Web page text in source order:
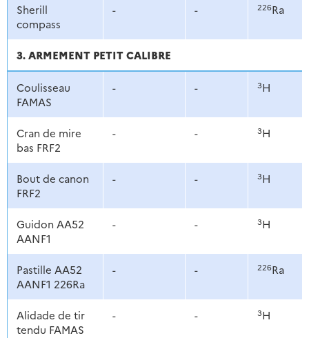
Sherill
compass
- - 226Ra
3. ARMEMENT PETIT CALIBRE
Coulisseau
FAMAS
- - 3H
Cran de mire
bas FRF2
- - 3H
Bout de canon
FRF2
- - 3H
Guidon AA52
AANF1
- - 3H
Pastille AA52
AANF1 226Ra
- - 226Ra
Alidade de tir
tendu FAMAS
- - 3H